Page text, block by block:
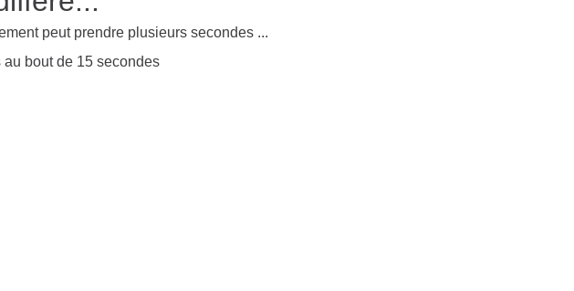
peut prendre plusieurs secondes ...
bout de 15 secondes